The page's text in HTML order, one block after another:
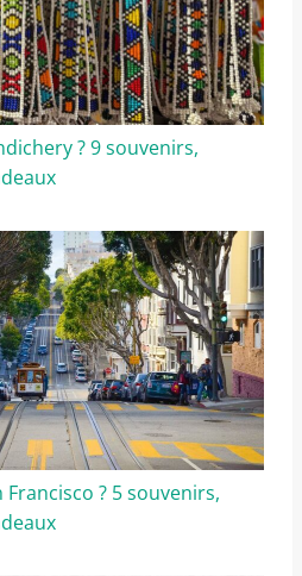
? 9 souvenirs,
? 5 souvenirs,